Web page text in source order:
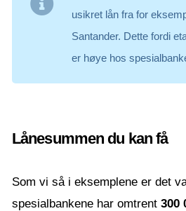
usikret lån fra for
Santander. Dette fordi
er høye hos
Lånesummen du kan få
Som vi så i eksemplene er det
spesialbankene har omtrent 300